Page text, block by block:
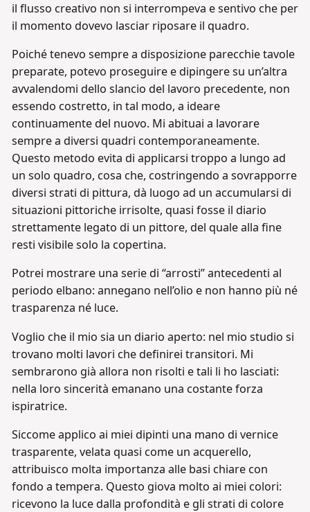
il flusso creativo non si interrompeva e sentivo che per
il momento dovevo lasciar riposare il quadro.
Poiché tenevo sempre a disposizione parecchie tavole
preparate, potevo proseguire e dipingere su un’altra
avvalendomi dello slancio del lavoro precedente, non
essendo costretto, in tal modo, a ideare
continuamente del nuovo. Mi abituai a lavorare
sempre a diversi quadri contemporaneamente.
Questo metodo evita di applicarsi troppo a lungo ad
un solo quadro, cosa che, costringendo a sovrapporre
diversi strati di pittura, dà luogo ad un accumularsi di
situazioni pittoriche irrisolte, quasi fosse il diario
strettamente legato di un pittore, del quale alla fine
resti visibile solo la copertina.
Potrei mostrare una serie di “arrosti” antecedenti al
periodo elbano: annegano nell’olio e non hanno più né
trasparenza né luce.
Voglio che il mio sia un diario aperto: nel mio studio si
trovano molti lavori che definirei transitori. Mi
sembrarono già allora non risolti e tali li ho lasciati:
nella loro sincerità emanano una costante forza
ispiratrice.
Siccome applico ai miei dipinti una mano di vernice
trasparente, velata quasi come un acquerello,
attribuisco molta importanza alle basi chiare con
fondo a tempera. Questo giova molto ai miei colori:
ricevono la luce dalla profondità e gli strati di colore